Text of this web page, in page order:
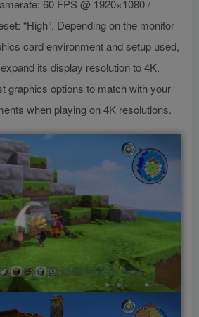
60 FPS @ 1920×1080 /
“High”. Depending on the monitor
card environment and setup used,
its display resolution to 4K.
graphics options to match with your
when playing on 4K resolutions.